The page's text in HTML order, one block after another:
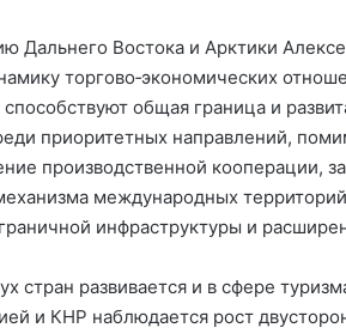
Дальнего Востока и Арктики
торгово‑экономических
общая граница и
приоритетных направлений,
производственной кооперации,
международных
инфраструктуры и
стран развивается и в сфере
и КНР наблюдается рост